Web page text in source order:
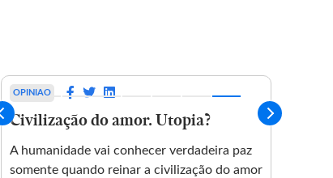
OPINIAO
Civilização do amor. Utopia?
A humanidade vai conhecer verdadeira paz
somente quando reinar a civilização do amor